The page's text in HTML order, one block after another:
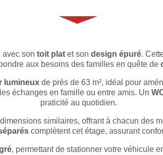
avec son toit plat et son design épuré.
aux besoins des familles en quête de
lumineux de près de 63 m², idéal pour
échanges en famille ou entre amis. Un
praticité au quotidien.
similaires, offrant à chacun des
complètent cet étage, assurant
, permettant de stationner votre véhicule